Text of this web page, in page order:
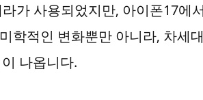
가 사용되었지만, 아이폰17에
학적인 변화뿐만 아니라, 차세
나옵니다.